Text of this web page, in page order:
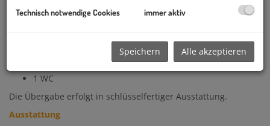
Als Generalunternehmer fungiert die
STRABAG AG.
2 Zimmer - Zentral begehbar
1 WC
Die Übergabe erfolgt in schlüsselfertiger Ausstattung.
Ausstattung
Technisch notwendige Cookies immer aktiv
Speichern Alle akzeptieren